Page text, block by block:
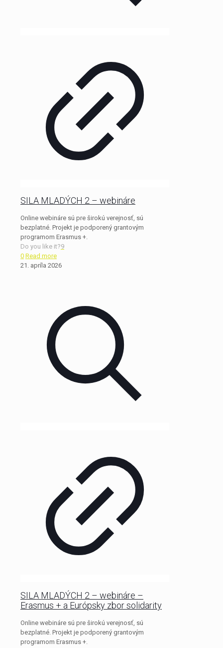
SILA MLADÝCH 2 – webináre
Online webináre sú pre širokú verejnosť, sú
bezplatné. Projekt je podporený grantovým
programom Erasmus +.
Do you like it?9
0 Read more
21. apríla 2026
SILA MLADÝCH 2 – webináre –
Erasmus + a Európsky zbor solidarity
Online webináre sú pre širokú verejnosť, sú
bezplatné. Projekt je podporený grantovým
programom Erasmus +.